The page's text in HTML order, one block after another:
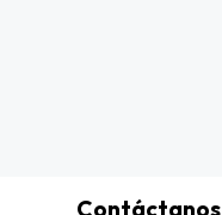
Contáctanos